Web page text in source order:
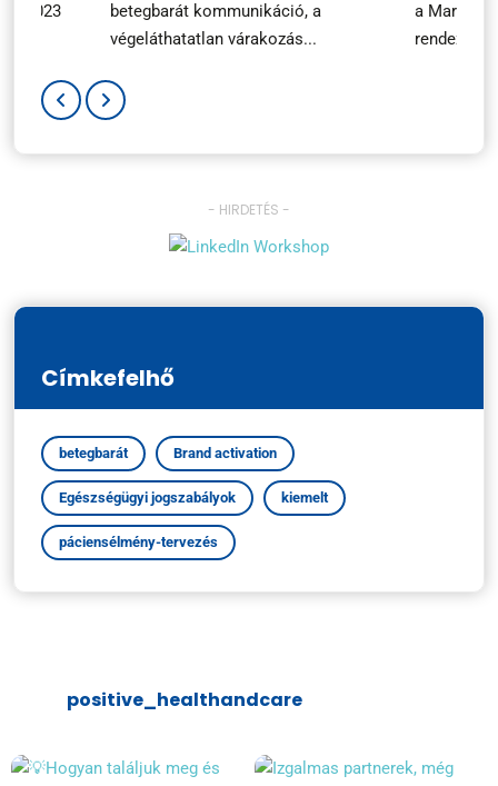
2023
betegbarát kommunikáció, a
végeláthatatlan várakozás...
a
- HIRDETÉS -
Címkefelhő
betegbarát Brand activation
Egészségügyi jogszabályok kiemelt
páciensélmény-tervezés
positive_healthandcare